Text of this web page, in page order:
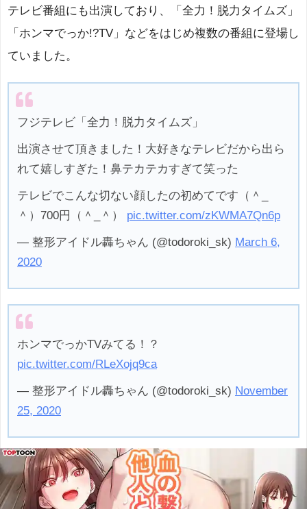
テレビ番組にも出演しており、「全力！脱力タイムズ」
「ホンマでっか!?TV」などをはじめ複数の番組に登場し
ていました。
フジテレビ「全力！脱力タイムズ」
出演させて頂きました！大好きなテレビだから出ら
れて嬉しすぎた！鼻テカテカすぎて笑った
テレビでこんな切ない顔したの初めてです（＾_
＾）700円（＾_＾） pic.twitter.com/zKWMA7Qn6p
— 整形アイドル轟ちゃん (@todoroki_sk) March 6,
2020
ホンマでっかTVみてる！？
pic.twitter.com/RLeXojq9ca
— 整形アイドル轟ちゃん (@todoroki_sk) November
25, 2020